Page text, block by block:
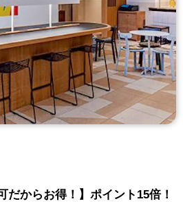
だからお得！】ポイント15倍！